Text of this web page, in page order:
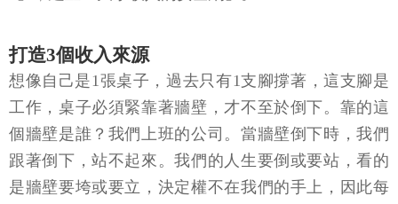
打造3個收入來源
想像自己是1張桌子，過去只有1支腳撐著，這支腳是
工作，桌子必須緊靠著牆壁，才不至於倒下。靠的這
個牆壁是誰？我們上班的公司。當牆壁倒下時，我們
跟著倒下，站不起來。我們的人生要倒或要站，看的
是牆壁要垮或要立，決定權不在我們的手上，因此每